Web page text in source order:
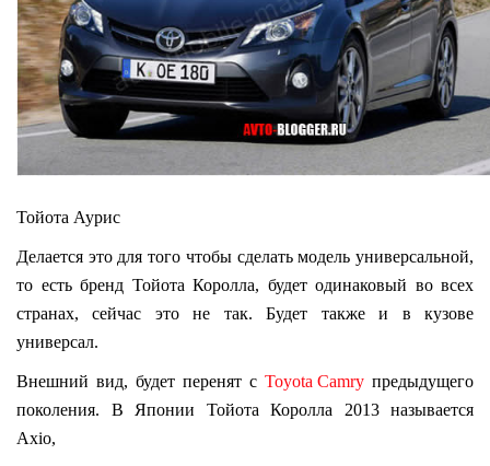
Тойота Аурис
Делается это для того чтобы сделать модель универсальной,
то есть бренд Тойота Королла, будет одинаковый во всех
странах, сейчас это не так. Будет также и в кузове
универсал.
Внешний вид, будет перенят с Toyota Camry предыдущего
поколения. В Японии Тойота Королла 2013 называется
Axio,